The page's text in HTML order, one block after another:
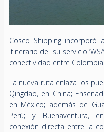
Cosco Shipping incorporó
itinerario de su servicio
conectividad entre Colombia
La nueva ruta enlaza los
Qingdao, en China;
en México; además de
Perú; y Buenaventura,
conexión directa entre la